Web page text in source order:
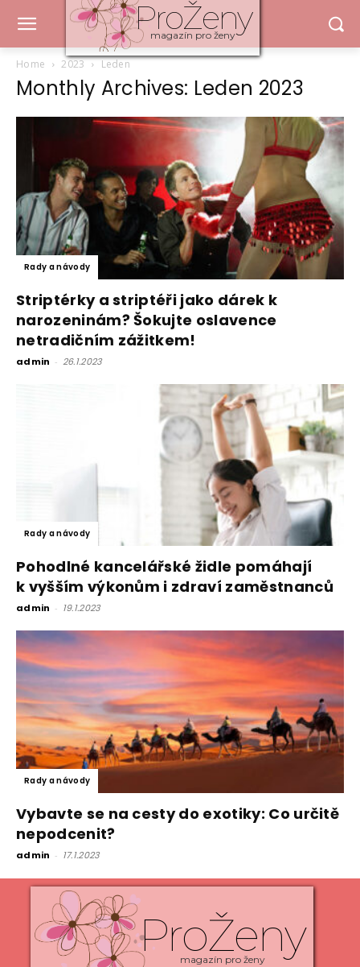
ProŽeny
magazín pro ženy
Home 2023 Leden
Monthly Archives: Leden 2023
Rady a návody
Striptérky a striptéři jako dárek k
narozeninám? Šokujte oslavence
netradičním zážitkem!
admin - 26.1.2023
Rady a návody
Pohodlné kancelářské židle pomáhají
k vyšším výkonům i zdraví zaměstnanců
admin - 19.1.2023
Rady a návody
Vybavte se na cesty do exotiky: Co určitě
nepodcenit?
admin - 17.1.2023
ProŽeny
magazín pro ženy